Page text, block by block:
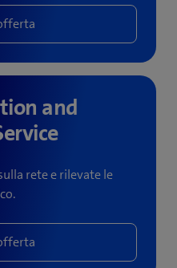
and
rete e rilevate le